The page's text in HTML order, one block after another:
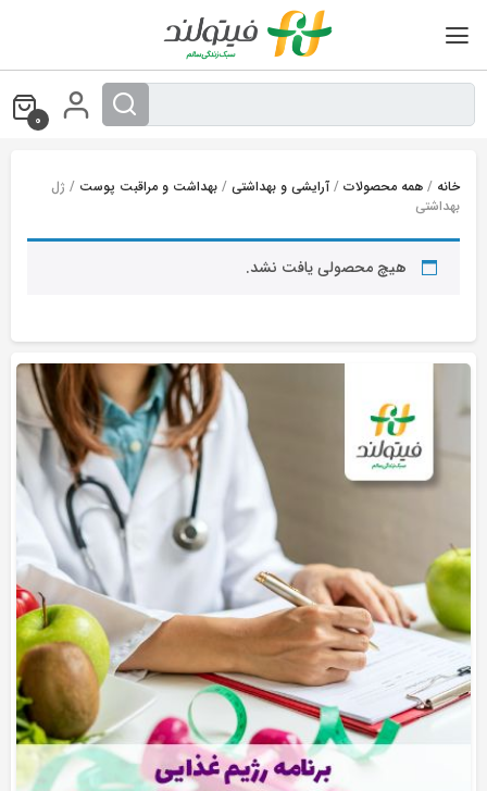
0
خانه / همه محصولات / آرایشی و بهداشتی / بهداشت و مراقبت پوست / ژل
بهداشتی
هیچ محصولی یافت نشد.